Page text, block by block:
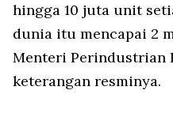
hingga 10 juta unit
dunia itu mencapai 2
Menteri Perindustrian
keterangan resminya.